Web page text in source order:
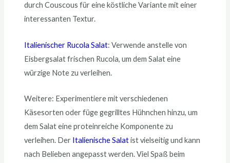
durch Couscous für eine köstliche Variante mit einer
interessanten Textur.
Italienischer Rucola Salat: Verwende anstelle von
Eisbergsalat frischen Rucola, um dem Salat eine
würzige Note zu verleihen.
Weitere: Experimentiere mit verschiedenen
Käsesorten oder füge gegrilltes Hühnchen hinzu, um
dem Salat eine proteinreiche Komponente zu
verleihen. Der Italienische Salatist vielseitig und kann
nach Belieben angepasst werden. Viel Spaß beim